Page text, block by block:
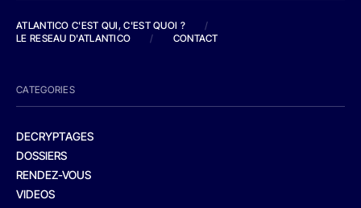
ATLANTICO C'EST QUI, C'EST QUOI ?
/
LE RESEAU D'ATLANTICO
/ CONTACT
CATEGORIES
DECRYPTAGES
DOSSIERS
RENDEZ-VOUS
VIDEOS